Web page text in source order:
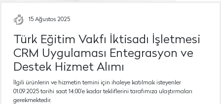
15 Ağustos 2025
Türk Eğitim Vakfı İktisadı İşletmesi
CRM Uygulaması Entegrasyon ve
Destek Hizmet Alımı
İlgili ürünlerin ve hizmetin temini için ihaleye katılmak isteyenler
01.09.2025 tarihi saat 14:00’e kadar tekliflerini tarafımıza ulaştırmaları
gerekmektedir.